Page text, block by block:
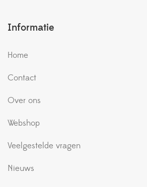
Informatie
Home
Contact
Over ons
Webshop
Veelgestelde vragen
Nieuws